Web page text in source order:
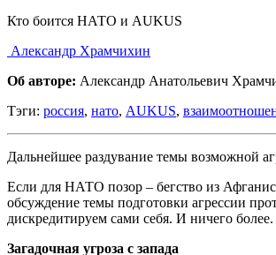
Кто боится НАТО и AUKUS
Александр Храмчихин
Об авторе: Александр Анатольевич
Тэги: россия, нато, AUKUS,
Дальнейшее раздувание темы возможной
Если для НАТО позор – бегство из
обсуждение темы подготовки агрессии
дискредитируем сами себя. И ничего более.
Загадочная угроза с запада